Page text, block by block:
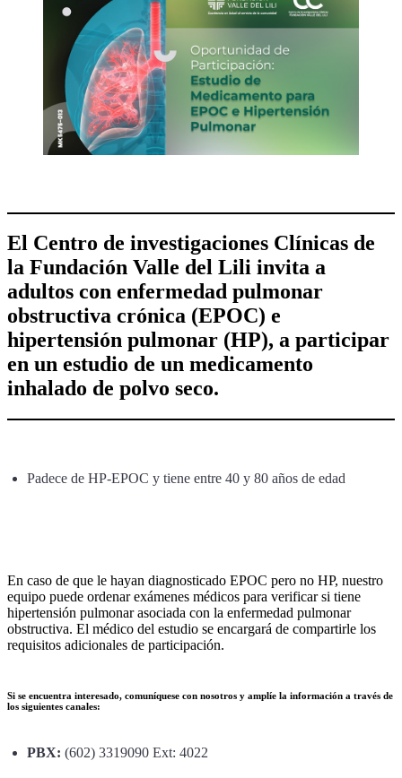
El Centro de investigaciones Clínicas de
la Fundación Valle del Lili invita a
adultos con enfermedad pulmonar
obstructiva crónica (EPOC) e
hipertensión pulmonar (HP), a participar
en un estudio de un medicamento
inhalado de polvo seco.
Padece de HP-EPOC y tiene entre 40 y 80 años de edad
En caso de que le hayan diagnosticado EPOC pero no HP, nuestro
equipo puede ordenar exámenes médicos para verificar si tiene
hipertensión pulmonar asociada con la enfermedad pulmonar
obstructiva. El médico del estudio se encargará de compartirle los
requisitos adicionales de participación.
Si se encuentra interesado, comuníquese con nosotros y amplíe la información a través de
los siguientes canales:
PBX: (602) 3319090 Ext: 4022